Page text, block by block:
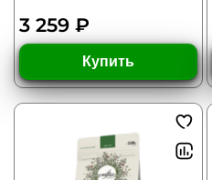
3 259 ₽
Купить